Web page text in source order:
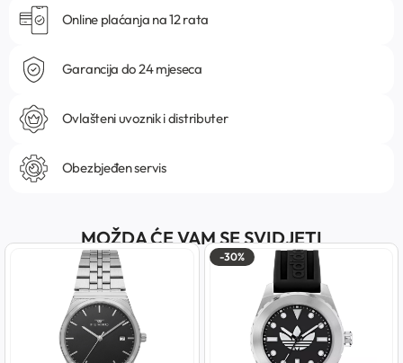
Online plaćanja na 12 rata
Garancija do 24 mjeseca
Ovlašteni uvoznik i distributer
Obezbjeđen servis
MOŽDA ĆE VAM SE SVIDJETI
-30%